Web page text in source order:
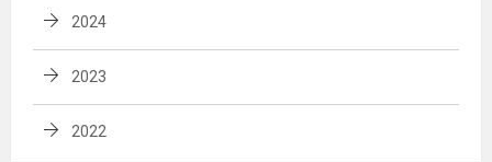
2024
2023
2022